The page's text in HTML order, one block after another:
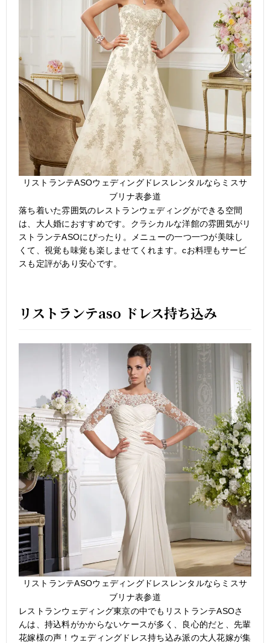
リストランテASOウェディングドレスレンタルならミスサ
ブリナ表参道
落ち着いた雰囲気のレストランウェディングができる空間
は、大人婚におすすめです。クラシカルな洋館の雰囲気がリ
ストランテASOにぴったり。メニューの一つ一つが美味し
くて、視覚も味覚も楽しませてくれます。cお料理もサービ
スも定評があり安心です。
リストランテaso ドレス持ち込み
リストランテASOウェディングドレスレンタルならミスサ
ブリナ表参道
レストランウェディング東京の中でもリストランテASOさ
んは、持込料がかからないケースが多く、良心的だと、先輩
花嫁様の声！ウェディングドレス持ち込み派の大人花嫁が集